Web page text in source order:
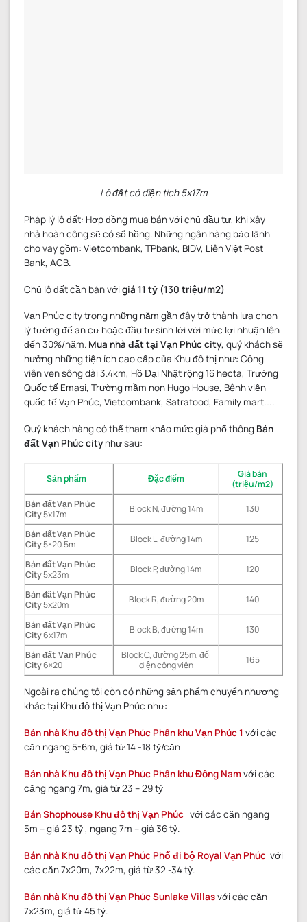
Lô đất có diện tích 5x17m
Pháp lý lô đất: Hợp đồng mua bán với chủ đầu tư, khi xây
nhà hoàn công sẽ có sổ hồng. Những ngân hàng bảo lãnh
cho vay gồm: Vietcombank, TPbank, BIDV, Liên Việt Post
Bank, ACB.
Chủ lô đất cần bán với giá 11 tỷ (130 triệu/m2)
Vạn Phúc city trong những năm gần đây trở thành lựa chọn
lý tưởng để an cư hoặc đầu tư sinh lời với mức lợi nhuận lên
đến 30%/năm. Mua nhà đấttại Vạn Phúc city, quý khách sẽ
hưởng những tiện ích cao cấp của Khu đô thị như: Công
viên ven sông dài 3.4km, Hồ Đại Nhật rộng 16 hecta, Trường
Quốc tế Emasi, Trường mầm non Hugo House, Bênh viện
quốc tế Vạn Phúc, Vietcombank, Satrafood, Family mart.….
Quý khách hàng có thể tham khảo mức giá phổ thông Bán
đất Vạn Phúc city như sau:
Sản phẩm Đặc điểm
Giá bán
(triệu/m2)
Bán đất Vạn Phúc
City5x17m Block N, đường 14m 130
Bán đất Vạn Phúc
City5×20.5m Block L, đường 14m 125
Bán đất Vạn Phúc
City5x23m Block P, đường 14m 120
Bán đất Vạn Phúc
City5x20m Block R, đường 20m 140
Bán đất Vạn Phúc
City6x17m Block B, đường 14m 130
Bán đất Vạn Phúc
City6×20
Block C, đường 25m, đối
diện công viên
165
Ngoài ra chúng tôi còn có những sản phẩm chuyển nhượng
khác tại Khu đô thị Vạn Phúc như:
Bán nhà Khu đô thị Vạn Phúc Phân khu Vạn Phúc 1 với các
căn ngang 5-6m, giá từ 14 -18 tỷ/căn
Bán nhà Khu đô thị Vạn Phúc Phân khu Đông Namvới các
căng ngang 7m, giá từ 23 – 29 tỷ
Bán Shophouse Khu đô thị Vạn Phúc với các căn ngang
5m – giá 23 tỷ , ngang 7m – giá 36 tỷ.
Bán nhà Khu đô thị Vạn Phúc Phố đi bộ Royal Vạn Phúc với
các căn 7x20m, 7x22m, giá từ 32 -34 tỷ.
Bán nhà Khu đô thị Vạn Phúc Sunlake Villasvới các căn
7x23m, giá từ 45 tỷ.